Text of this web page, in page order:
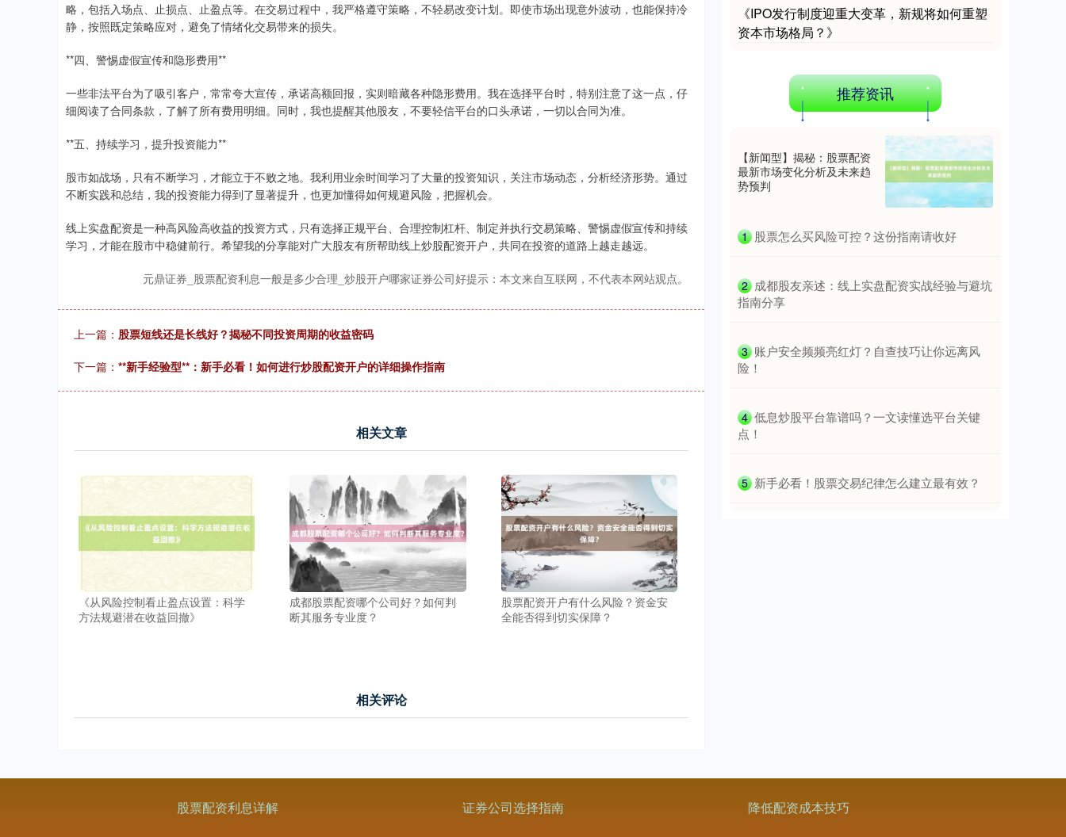
略，包括入场点、止损点、止盈点等。在交易过程中，我严格遵守策略，不轻易改变计划。即使市场出现意外波动，也能保持冷
静，按照既定策略应对，避免了情绪化交易带来的损失。
**四、警惕虚假宣传和隐形费用**
一些非法平台为了吸引客户，常常夸大宣传，承诺高额回报，实则暗藏各种隐形费用。我在选择平台时，特别注意了这一点，仔
细阅读了合同条款，了解了所有费用明细。同时，我也提醒其他股友，不要轻信平台的口头承诺，一切以合同为准。
**五、持续学习，提升投资能力**
股市如战场，只有不断学习，才能立于不败之地。我利用业余时间学习了大量的投资知识，关注市场动态，分析经济形势。通过
不断实践和总结，我的投资能力得到了显著提升，也更加懂得如何规避风险，把握机会。
线上实盘配资是一种高风险高收益的投资方式，只有选择正规平台、合理控制杠杆、制定并执行交易策略、警惕虚假宣传和持续
学习，才能在股市中稳健前行。希望我的分享能对广大股友有所帮助线上炒股配资开户，共同在投资的道路上越走越远。
元鼎证券_股票配资利息一般是多少合理_炒股开户哪家证券公司好提示：本文来自互联网，不代表本网站观点。
上一篇： 股票短线还是长线好？揭秘不同投资周期的收益密码
下一篇： **新手经验型**：新手必看！如何进行炒股配资开户的详细操作指南
相关文章
《从风险控制看止盈点设置：科学
方法规避潜在收益回撤》
成都股票配资哪个公司好？如何判
断其服务专业度？
股票配资开户有什么风险？资金安
全能否得到切实保障？
相关评论
北证50 1134.24 +11.37 +1.01%
创业板指
基金指数 7242.10 +12.30 +0.17%
期指IC0 7877.80
《IPO发行制度迎重大变革，新规将如何重塑
资本市场格局？》
推荐资讯
【新闻型】揭秘：股票配资
最新市场变化分析及未来趋
势预判
1 ​股票怎么买风险可控？这份指南请收好
2 ​成都股友亲述：线上实盘配资实战经验与避坑
指南分享
3 ​账户安全频频亮红灯？自查技巧让你远离风
险！
4 ​低息炒股平台靠谱吗？一文读懂选平台关键
点！
5 ​新手必看！股票交易纪律怎么建立最有效？
股票配资利息详解 证券公司选择指南 降低配资成本技巧